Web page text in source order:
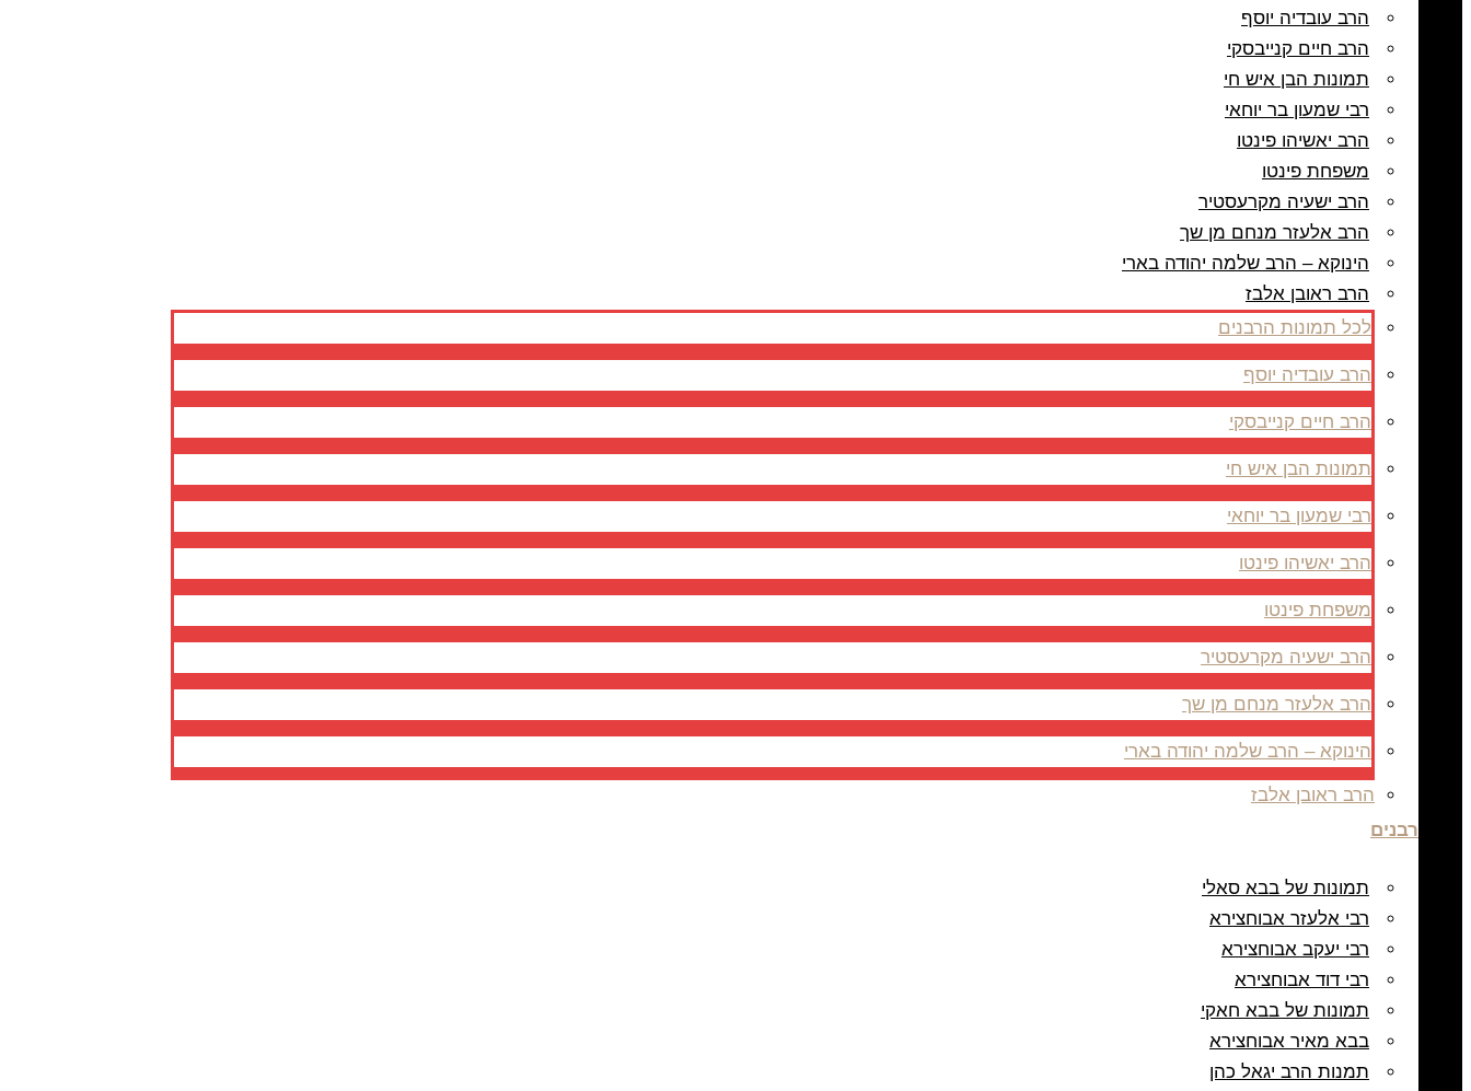
הרב עובדיה יוסף
הרב חיים קנייבסקי
תמונות הבן איש חי
רבי שמעון בר יוחאי
הרב יאשיהו פינטו
משפחת פינטו
הרב ישעיה מקרעסטיר
הרב אלעזר מנחם מן שך
הינוקא – הרב שלמה יהודה בארי
הרב ראובן אלבז
לכל תמונות הרבנים
הרב עובדיה יוסף
הרב חיים קנייבסקי
תמונות הבן איש חי
רבי שמעון בר יוחאי
הרב יאשיהו פינטו
משפחת פינטו
הרב ישעיה מקרעסטיר
הרב אלעזר מנחם מן שך
הינוקא – הרב שלמה יהודה בארי
הרב ראובן אלבז
רבנים
תמונות של בבא סאלי
רבי אלעזר אבוחצירא
רבי יעקב אבוחצירא
רבי דוד אבוחצירא
תמונות של בבא חאקי
בבא מאיר אבוחצירא
תמנות הרב יגאל כהן